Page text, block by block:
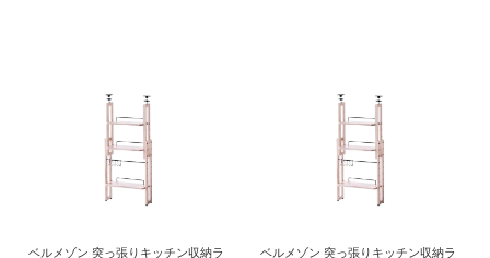
ベルメゾン 突っ張りキッチン収納ラ
ベルメゾン 突っ張りキッチン収納ラ